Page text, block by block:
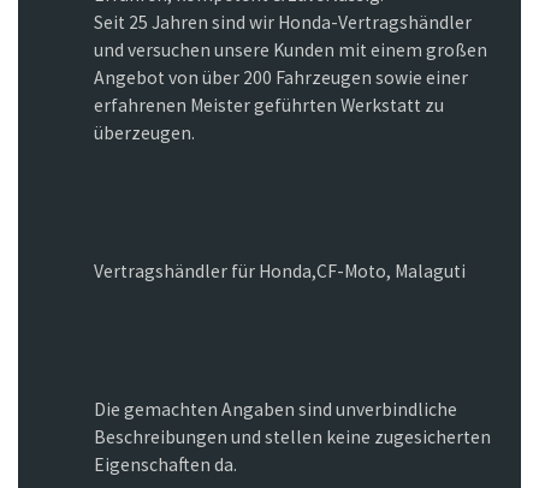
Seit 25 Jahren sind wir Honda-Vertragshändler
und versuchen unsere Kunden mit einem großen
Angebot von über 200 Fahrzeugen sowie einer
erfahrenen Meister geführten Werkstatt zu
überzeugen.
Vertragshändler für Honda,CF-Moto, Malaguti
Die gemachten Angaben sind unverbindliche
Beschreibungen und stellen keine zugesicherten
Eigenschaften da.